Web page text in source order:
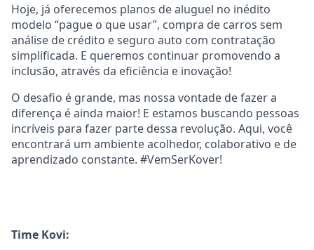
Hoje, já oferecemos planos de aluguel no inédito
modelo “pague o que usar”, compra de carros sem
análise de crédito e seguro auto com contratação
simplificada. E queremos continuar promovendo a
inclusão, através da eficiência e inovação!
O desafio é grande, mas nossa vontade de fazer a
diferença é ainda maior! E estamos buscando pessoas
incríveis para fazer parte dessa revolução. Aqui, você
encontrará um ambiente acolhedor, colaborativo e de
aprendizado constante. #VemSerKover!
Time Kovi: